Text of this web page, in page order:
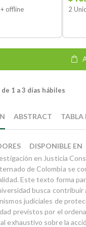
offline 2
1 a 3 días hábiles
en Justicia
de Colombia se
Este texto forma
busca
judiciales de
previstos por el
exhaustivo sobre la
ABSTRACT TABLA
DISPONIBLE EN